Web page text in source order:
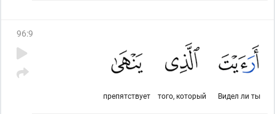
96:9
Видел ли ты
того, который
препятствует